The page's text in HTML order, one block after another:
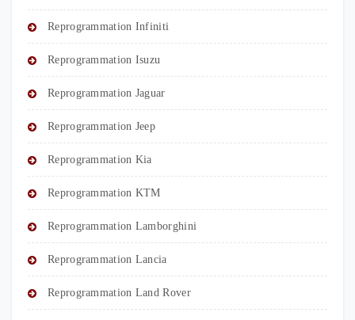
Reprogrammation Infiniti
Reprogrammation Isuzu
Reprogrammation Jaguar
Reprogrammation Jeep
Reprogrammation Kia
Reprogrammation KTM
Reprogrammation Lamborghini
Reprogrammation Lancia
Reprogrammation Land Rover